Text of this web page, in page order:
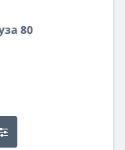
80